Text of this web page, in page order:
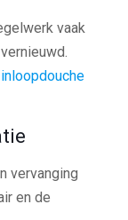
vaak
inloopdouche
vervanging
en de